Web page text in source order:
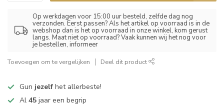
Op werkdagen voor 15:00 uur besteld, zelfde dag nog
verzonden. Eerst passen? Als het artikel op voorraad is in de
webshop dan is het op voorraad in onze winkel, kom gerust
langs. Maat niet op voorraad? Vaak kunnen wij het nog voor
je bestellen, informeer
Toevoegen om te vergelijken Deel dit product
Gun jezelf het allerbeste!
Al 45 jaar een begrip